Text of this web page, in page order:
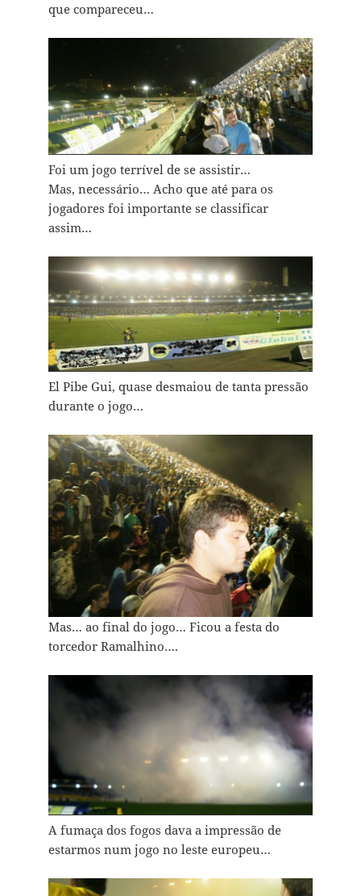
que compareceu…
Foi um jogo terrível de se assistir…
Mas, necessário… Acho que até para os
jogadores foi importante se classificar
assim…
El Pibe Gui, quase desmaiou de tanta pressão
durante o jogo…
Mas… ao final do jogo… Ficou a festa do
torcedor Ramalhino….
A fumaça dos fogos dava a impressão de
estarmos num jogo no leste europeu…